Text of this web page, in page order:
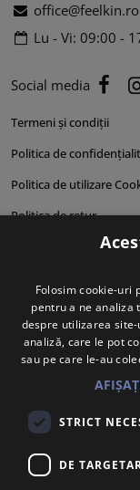
office@feelkin.ro
Lu - Vi: 09:00 -
Social media
Termeni și condiții
Politica de
Politica de utilizare
Politica de retur
Cum se livrează?
Despre noi
Personalități produse
Folosim cookie-uri
pentru a ne analiza
despre utilizarea
analiză, care le pot
sau pe care le-au
STRICT
DE